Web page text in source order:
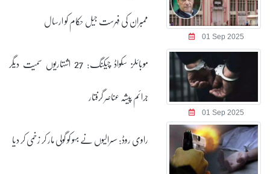
01 Sep 2025
ممبران کی فہرست جیل حکام کو ارسال
01 Sep 2025
موبائلز سکواڈ چیکنگ: 27 اشتہاریوں سمیت دیگر
جرائم پیشہ عناصر گرفتار
راوی روڈ: سسرالیوں نے بہو کو گولی مار کر زخمی کر دیا